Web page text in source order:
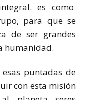
es como
para que se
de ser grandes
humanidad.
puntadas de
con esta misión